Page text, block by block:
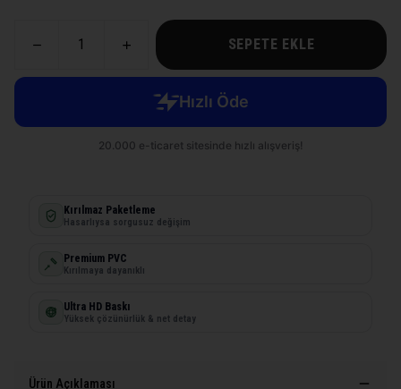
SEPETE EKLE
Kırılmaz Paketleme
Hasarlıysa sorgusuz değişim
Premium PVC
Kırılmaya dayanıklı
Ultra HD Baskı
Yüksek çözünürlük & net detay
Ürün Açıklaması